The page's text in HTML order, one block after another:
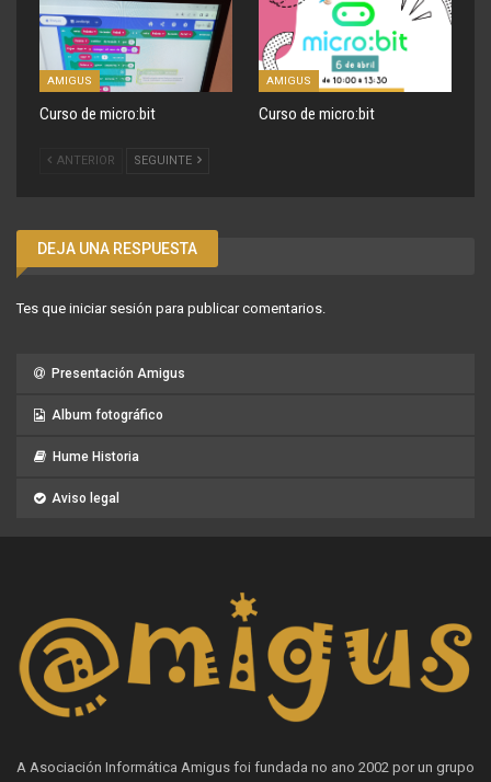
AMIGUS
Curso de micro:bit
AMIGUS
Curso de micro:bit
ANTERIOR SEGUINTE
DEJA UNA RESPUESTA
Tes que iniciar sesión para publicar comentarios.
Presentación Amigus
Album fotográfico
Hume Historia
Aviso legal
A Asociación Informática Amigus foi fundada no ano 2002 por un grupo